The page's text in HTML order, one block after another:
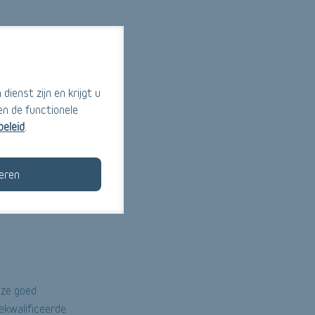
zijn en krijgt u
de functionele
de lichten
dat
het licht
goed